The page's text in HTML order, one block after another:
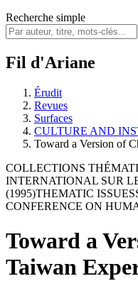
Recherche simple
Fil d'Ariane
Érudit
Revues
Surfaces
CULTURE AND
Toward a Version of
COLLECTIONS
INTERNATIONAL SUR
(1995)THEMATIC ISSUES
CONFERENCE ON
Toward a
Taiwan